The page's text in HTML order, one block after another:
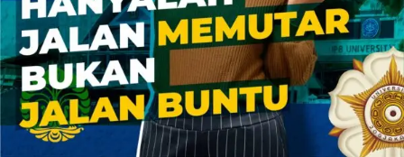
OUR PROGRAM
REGISTRATION